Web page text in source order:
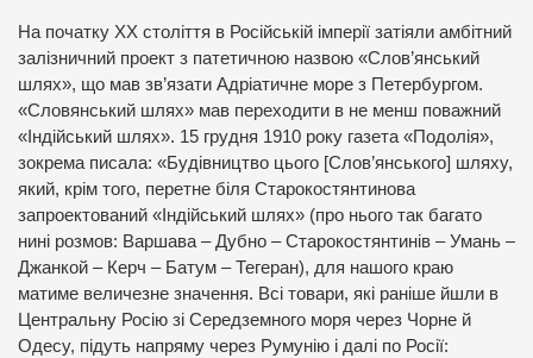
На початку ХХ століття в Російській імперії затіяли амбітний
залізничний проект з патетичною назвою «Слов’янський
шлях», що мав зв’язати Адріатичне море з Петербургом.
«Словянський шлях» мав переходити в не менш поважний
«Індійський шлях». 15 грудня 1910 року газета «Подолія»,
зокрема писала: «Будівництво цього [Слов’янського] шляху,
який, крім того, перетне біля Старокостянтинова
запроектований «Індійський шлях» (про нього так багато
нині розмов: Варшава – Дубно – Старокостянтинів – Умань –
Джанкой – Керч – Батум – Тегеран), для нашого краю
матиме величезне значення. Всі товари, які раніше йшли в
Центральну Росію зі Середземного моря через Чорне й
Одесу, підуть напряму через Румунію і далі по Росії: